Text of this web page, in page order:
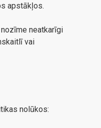
apstākļos.
neatkarīgi
vai
nolūkos: